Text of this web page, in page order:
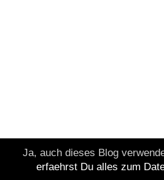
Ja, auch dieses Blog
erfaehrst Du alles zum